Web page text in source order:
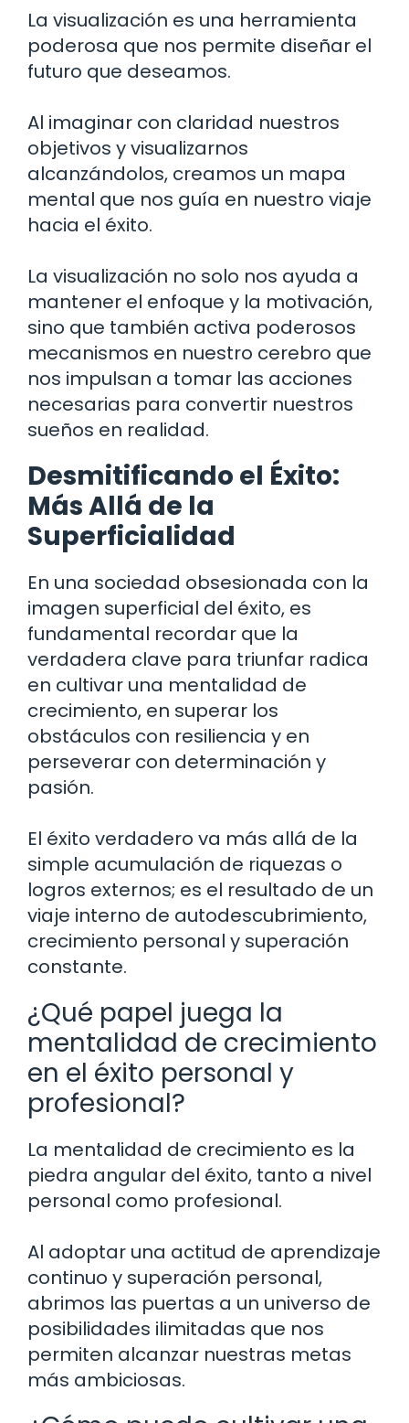
La visualización es una herramienta
poderosa que nos permite diseñar el
futuro que deseamos.
Al imaginar con claridad nuestros
objetivos y visualizarnos
alcanzándolos, creamos un mapa
mental que nos guía en nuestro viaje
hacia el éxito.
La visualización no solo nos ayuda a
mantener el enfoque y la motivación,
sino que también activa poderosos
mecanismos en nuestro cerebro que
nos impulsan a tomar las acciones
necesarias para convertir nuestros
sueños en realidad.
Desmitificando el Éxito:
Más Allá de la
Superficialidad
En una sociedad obsesionada con la
imagen superficial del éxito, es
fundamental recordar que la
verdadera clave para triunfar radica
en cultivar una mentalidad de
crecimiento, en superar los
obstáculos con resiliencia y en
perseverar con determinación y
pasión.
El éxito verdadero va más allá de la
simple acumulación de riquezas o
logros externos; es el resultado de un
viaje interno de autodescubrimiento,
crecimiento personal y superación
constante.
¿Qué papel juega la
mentalidad de crecimiento
en el éxito personal y
profesional?
La mentalidad de crecimiento es la
piedra angular del éxito, tanto a nivel
personal como profesional.
Al adoptar una actitud de aprendizaje
continuo y superación personal,
abrimos las puertas a un universo de
posibilidades ilimitadas que nos
permiten alcanzar nuestras metas
más ambiciosas.